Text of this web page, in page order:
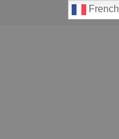
French